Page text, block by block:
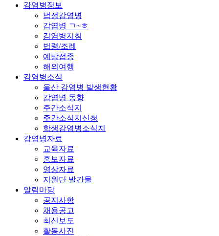
감염병정보
법정감염병
감염병 ㄱ~ㅎ
감염병지침
법령/조례
예방접종
해외여행
감염병소식
울산 감염병 발생현황
감염병 동향
주간소식지
주간소식지신청
학생감염병소식지
감염병자료
교육자료
홍보자료
영상자료
지원단 발간물
알림마당
공지사항
채용공고
최신보도
활동사진